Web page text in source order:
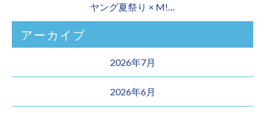
ヤング夏祭り × M!…
アーカイブ
2026年7月
2026年6月